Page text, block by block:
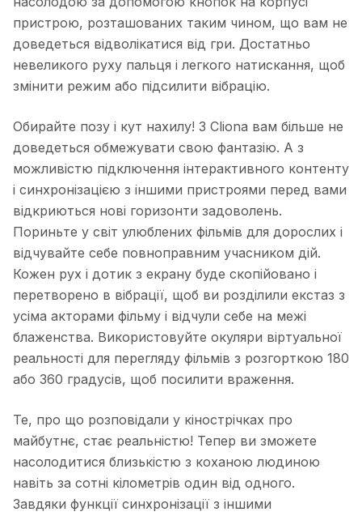
пристрою, розташованих таким чином, що вам не
доведеться відволікатися від гри. Достатньо
невеликого руху пальця і ​​легкого натискання, щоб
змінити режим або підсилити вібрацію.
Обирайте позу і кут нахилу! З Cliona вам більше не
доведеться обмежувати свою фантазію. А з
можливістю підключення інтерактивного контенту
і синхронізацією з іншими пристроями перед вами
відкриються нові горизонти задоволень.
Пориньте у світ улюблених фільмів для дорослих і
відчувайте себе повноправним учасником дій.
Кожен рух і дотик з екрану буде скопійовано і
перетворено в вібрації, щоб ви розділили екстаз з
усіма акторами фільму і відчули себе на межі
блаженства. Використовуйте окуляри віртуальної
реальності для перегляду фільмів з розгорткою 180
або 360 градусів, щоб посилити враження.
Те, про що розповідали у кінострічках про
майбутнє, стає реальністю! Тепер ви зможете
насолодитися близькістю з коханою людиною
навіть за сотні кілометрів один від одного.
Завдяки функції синхронізації з іншими